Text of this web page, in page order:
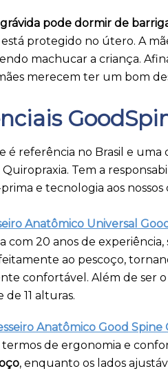
grávida pode dormir de
protegido no útero. A
machucar a criança.
merecem ter um bom
é referência no Brasil e uma
Quiropraxia. Tem a
e tecnologia aos nossos
Anatômico Universal
com 20 anos de
ao pescoço,
confortável. Além de ser
de 11 alturas.
Anatômico Good Spine
de ergonomia e
, enquanto os lados